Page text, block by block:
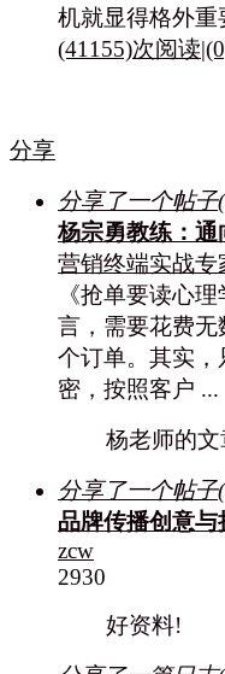
机就显得格外重
(41155)次阅读|
分享
分享了一个帖子
杨宗勇教练：
营销终端实战专
《抢单要读心
言，需要花费
个订单。其实
密，按照客户 ...
杨老师的文
分享了一个帖子
品牌传播创意与
zcw
2930
好资料!